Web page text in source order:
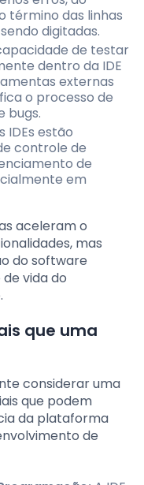
término das linhas
digitadas.
de testar
dentro da IDE
externas
o processo de
bugs.
IDEs estão
controle de
de
em
aceleram o
mas
do software
vida do
que uma
considerar uma
que podem
da plataforma
de